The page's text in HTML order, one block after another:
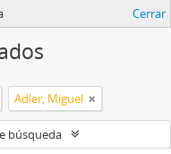
Cerrar
Adler, Miguel
búsqueda